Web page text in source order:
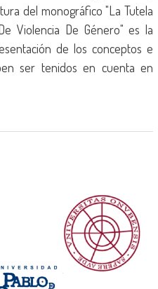
del monográfico "La Tutela
Violencia De Género" es la
de los conceptos e
ser tenidos en cuenta en